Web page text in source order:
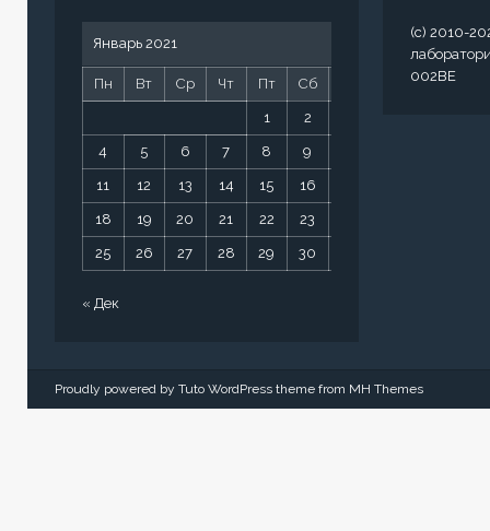
Январь 2021
Пн Вт Ср Чт Пт Сб
1 2
4 5 6 7 8 9
11 12 13 14 15 16
18 19 20 21 22 23
25 26 27 28 29 30
« Дек
(c) 2010-
002BE
Proudly powered by Tuto WordPress theme from MH Themes